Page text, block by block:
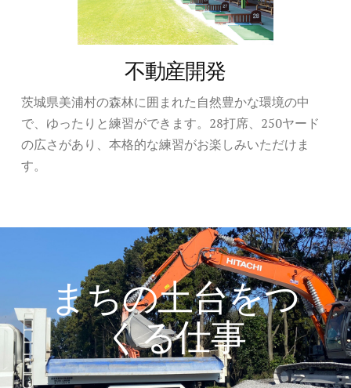
不動産開発
茨城県美浦村の森林に囲まれた自然豊かな環境の中
で、ゆったりと練習ができます。28打席、250ヤード
の広さがあり、本格的な練習がお楽しみいただけま
す。
まちの土台をつ
くる仕事